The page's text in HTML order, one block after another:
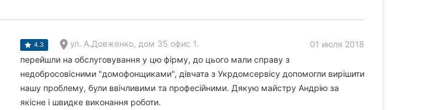
4.3 ул. А.Довженко, дом 35 офис 1.
01 июля 2018
перейшли на обслуговування у цю фірму, до цього мали справу з
недобросовісними "домофонщиками", дівчата з Укрдомсервісу допомогли вирішити
нашу проблему, були ввічливими та професійними. Дякую майстру Андрію за
якісне і швидке виконання роботи.